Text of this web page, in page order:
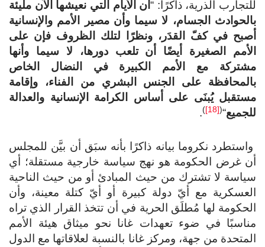
للتجارب الذرية، ذاكرًا: “أن الأيام التي نعيشها الآن مليئة
بالحوادث الجسام، لا سيما وأن مصير الأمم والإنسانية
أصبح في كفّ القدَر، ونظرًا لتلك الظروف فإن على
الأمم الصغيرة أيضًا أن تلعب دورها، لا سيما وأنها
مشتركة مع الأمم الكبيرة في النضال الخاص
بالمحافظة على الجنس البشري من الفناء، وإقامة
مستقبل يُبنَى على أساس الكرامة الإنسانية والعدالة
للجميع“
(
[18]
)
.
واستطرد نكروما بيانه ذاكرًا بأنه سبَق أن بيَّن للمجلس
أن غرض الحكومة هو نهج سياسة خارجية مستقلة؛ أي
سياسة لا تشترك من حيث المبادئ أو من حيث الناحية
العسكرية مع أيّ دولة كبيرة أو أيّ كتلة معينة، وأن
الحكومة لها مُطلَق الحرية في أن تتخذ القرار الذي تراه
مناسبًا في ضوء تعهدات غانا نحو ميثاق هيئة الأمم
المتحدة من جهة، ومركز غانا بالنسبة لعلاقاتها مع الدول